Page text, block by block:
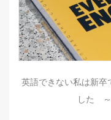
英語できない私は新卒
した ～